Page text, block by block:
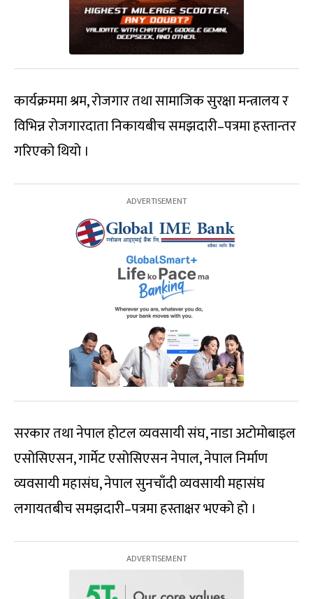
कार्यक्रममा श्रम, रोजगार तथा सामाजिक सुरक्षा मन्त्रालय र
विभिन्न रोजगारदाता निकायबीच समझदारी–पत्रमा हस्तान्तर
गरिएको थियो ।
सरकार तथा नेपाल होटल व्यवसायी संघ, नाडा अटोमोबाइल
एसोसिएसन, गार्मेट एसोसिएसन नेपाल, नेपाल निर्माण
व्यवसायी महासंघ, नेपाल सुनचाँदी व्यवसायी महासंघ
लगायतबीच समझदारी–पत्रमा हस्ताक्षर भएको हो ।